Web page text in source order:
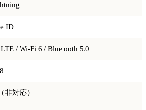
ID
/ Wi-Fi 6 / Bluetooth 5.0
（非対応）